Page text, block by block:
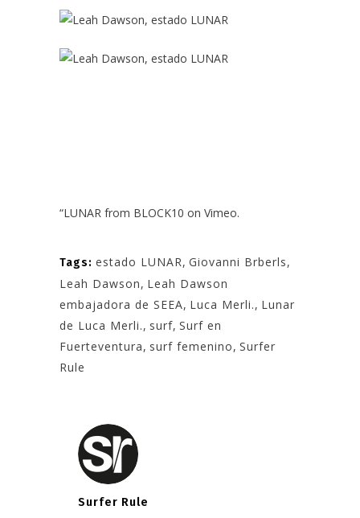
“LUNAR from BLOCK10 on Vimeo.
Tags: estado LUNAR, Giovanni Brberls,
Leah Dawson, Leah Dawson
embajadora de SEEA, Luca Merli., Lunar
de Luca Merli., surf, Surf en
Fuerteventura, surf femenino, Surfer
Rule
Surfer Rule